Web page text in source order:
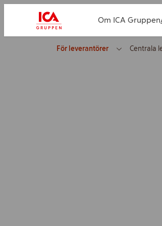
Om ICA Gruppen
För leverantörer Centrala